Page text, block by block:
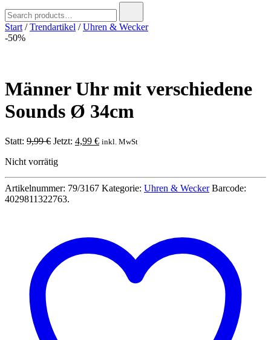
for:
Start /Trendartikel /Uhren & Wecker
-50%
Männer Uhr mit verschiedene
Sounds Ø 34cm
Statt: 9,99€ Ursprünglicher
war:
Jetzt: 4,99 €Aktueller
inkl. MwSt
Nicht vorrätig
Artikelnummer: 79/3167 Kategorie: Uhren & Wecker Barcode:
4029811322763.